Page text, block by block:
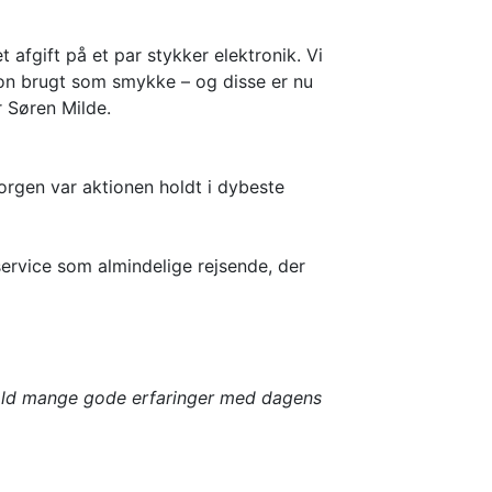
afgift på et par stykker elektronik. Vi
brugt som smykke – og disse er nu
Milde.
var aktionen holdt i dybeste
som almindelige rejsende, der
mange gode erfaringer med dagens